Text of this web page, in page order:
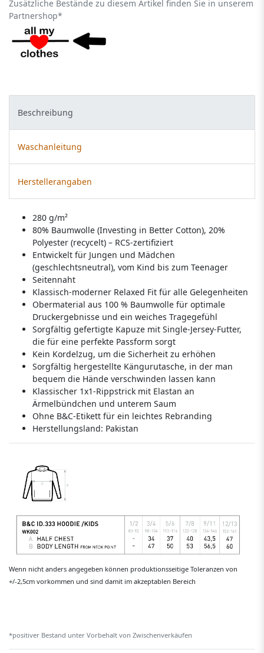
Zusätzliche Bestände zu diesem Artikel finden Sie in unserem
Partnershop*
Beschreibung
Waschanleitung
Herstellerangaben
280 g/m²
80% Baumwolle (Investing in Better Cotton), 20%
Polyester (recycelt) – RCS-zertifiziert
Entwickelt für Jungen und Mädchen
(geschlechtsneutral), vom Kind bis zum Teenager
Seitennaht
Klassisch-moderner Relaxed Fit für alle Gelegenheiten
Obermaterial aus 100 % Baumwolle für optimale
Druckergebnisse und ein weiches Tragegefühl
Sorgfältig gefertigte Kapuze mit Single-Jersey-Futter,
die für eine perfekte Passform sorgt
Kein Kordelzug, um die Sicherheit zu erhöhen
Sorgfältig hergestellte Kängurutasche, in der man
bequem die Hände verschwinden lassen kann
Klassischer 1x1-Rippstrick mit Elastan an
Ärmelbündchen und unterem Saum
Ohne B&C-Etikett für ein leichtes Rebranding
Herstellungsland: Pakistan
Wenn nicht anders angegeben können produktionsseitige Toleranzen von
+/-2,5cm vorkommen und sind damit im akzeptablen Bereich
*positiver Bestand unter Vorbehalt von Zwischenverkäufen